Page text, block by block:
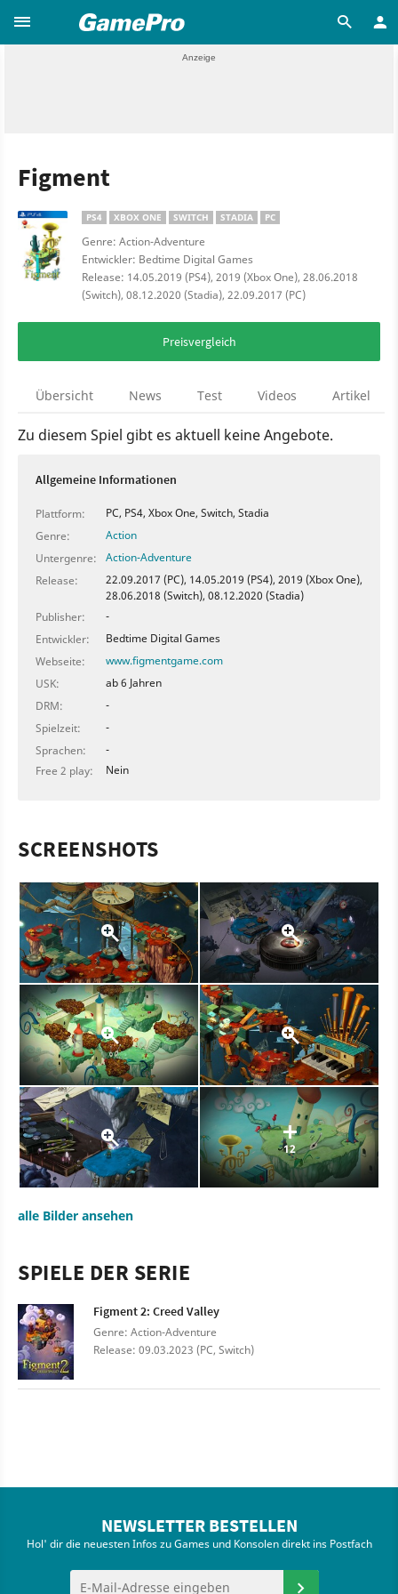
Figment
PS4 XBOX ONE SWITCH STADIA PC
Genre: Action-Adventure
Entwickler: Bedtime Digital Games
Release: 14.05.2019 (PS4), 2019 (Xbox One), 28.06.2018
(Switch), 08.12.2020 (Stadia), 22.09.2017 (PC)
Preisvergleich
Übersicht News Test Videos Artikel
Zu diesem Spiel gibt es aktuell keine Angebote.
Allgemeine Informationen
Plattform:
PC, PS4, Xbox One, Switch, Stadia
Genre:
Action
Untergenre:
Action-Adventure
Release:
22.09.2017 (PC), 14.05.2019 (PS4), 2019 (Xbox One),
28.06.2018 (Switch), 08.12.2020 (Stadia)
Publisher:
-
Entwickler:
Bedtime Digital Games
Webseite:
www.figmentgame.com
USK:
ab 6 Jahren
DRM:
-
Spielzeit:
-
Sprachen:
-
Free 2 play:
Nein
SCREENSHOTS
12
alle Bilder ansehen
SPIELE DER SERIE
Figment 2: Creed Valley
Genre: Action-Adventure
Release: 09.03.2023 (PC, Switch)
NEWSLETTER BESTELLEN
Hol' dir die neuesten Infos zu Games und Konsolen direkt ins Postfach